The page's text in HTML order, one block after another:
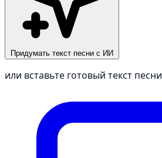
Придумать текст песни с ИИ
или вставьте готовый текст песни